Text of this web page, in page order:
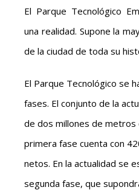
El Parque Tecnológico
una realidad. Supone la
de la ciudad de toda su
El Parque Tecnológico se
fases. El conjunto de la
de dos millones de metros
primera fase cuenta con
netos. En la actualidad se
segunda fase, que